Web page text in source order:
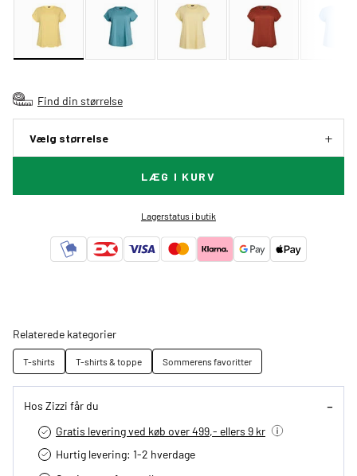
Find din størrelse
Vælg størrelse
LÆG I KURV
Lagerstatus i butik
Relaterede kategorier
T-shirts T-shirts & toppe Sommerens favoritter
Hos Zizzi får du
Gratis levering ved køb over 499,- ellers 9 kr
Hurtig levering­: 1-2 hverdage